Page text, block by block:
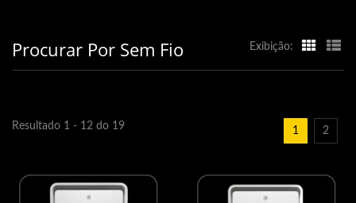
Procurar Por Sem Fio Exibição:
Resultado 1 - 12 do 19 1 2